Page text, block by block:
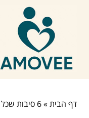
דף הבית»6 סיבות שכל אחד חייב גנרטור בבית